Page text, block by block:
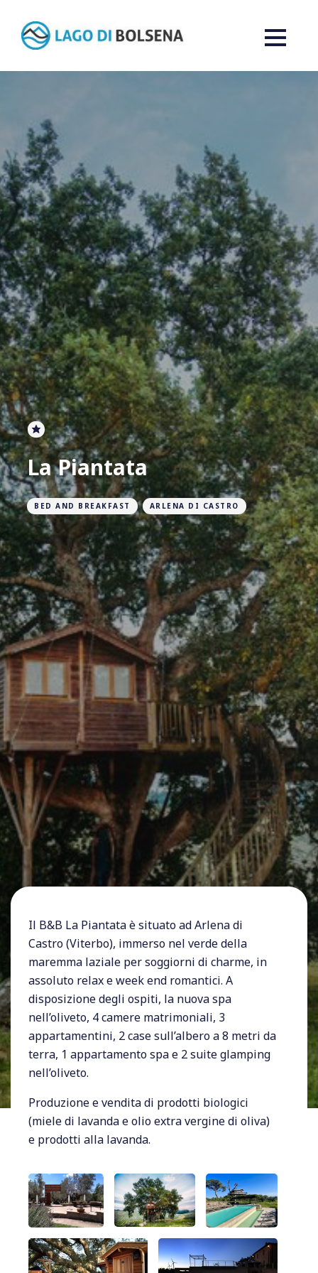
La Piantata
BED AND BREAKFAST ARLENA DI CASTRO
Il B&B La Piantata è situato ad Arlena di
Castro (Viterbo), immerso nel verde della
maremma laziale per soggiorni di charme, in
assoluto relax e week end romantici. A
disposizione degli ospiti, la nuova spa
nell’oliveto, 4 camere matrimoniali, 3
appartamentini, 2 case sull’albero a 8 metri da
terra, 1 appartamento spa e 2 suite glamping
nell’oliveto.
Produzione e vendita di prodotti biologici
(miele di lavanda e olio extra vergine di oliva)
e prodotti alla lavanda.